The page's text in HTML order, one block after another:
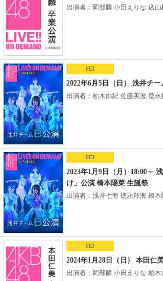
出演者：岡部麟 小田えりな 込山
HD
2022年6月5日（日） 浅井チ
出演者：柏木由紀 佐藤美波 徳永
HD
2023年1月9日（月）18:00～
け」公演 橋本陽菜 生誕祭
出演者：浅井七海 徳永羚海 橋本
HD
2024年1月28日（日） 本田仁
出演者：岡部麟 小田えりな 柏木